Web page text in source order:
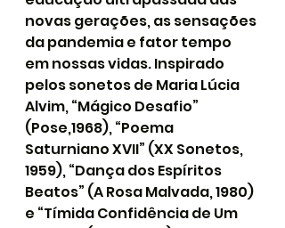
novas gerações, as sensações
da pandemia e fator tempo
em nossas vidas. Inspirado
pelos sonetos de Maria Lúcia
Alvim, “Mágico Desafio”
(Pose,1968), “Poema
Saturniano XVII” (XX Sonetos,
1959), “Dança dos Espíritos
Beatos” (A Rosa Malvada, 1980)
e “Tímida Confidência de Um